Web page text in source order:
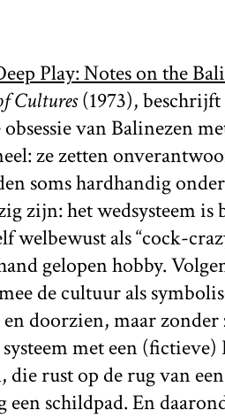
Play: Notes on the
Cultures(1973),
van Balinezen
ze zetten
soms hardhandig
zijn: het wedsysteem
als “cock-
gelopen hobby.
de cultuur als
doorzien, maar
met een
die rust op de rug van
schildpad. En